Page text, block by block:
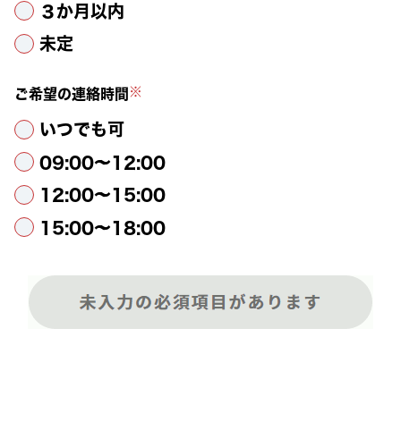
３か月以内
未定
ご希望の連絡時間 ※
いつでも可
09:00～12:00
12:00～15:00
15:00～18:00